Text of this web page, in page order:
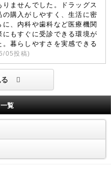
ませんでした。ドラッグス
の購入がしやすく、生活に密
、内科や歯科など医療機関
もすぐに受診できる環境が
暮らしやすさを実感できる
05投稿)
覧